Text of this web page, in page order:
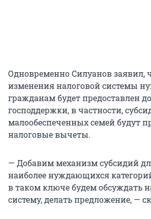
Одновременно Силуанов заявил,
изменения налоговой системы
гражданам будет предоставлен
господдержки, в частности,
малообеспеченных семей будут
налоговые вычеты.
— Добавим механизм субсидий
наиболее нуждающихся
в таком ключе будем обсуждать
систему, делать предложение, —